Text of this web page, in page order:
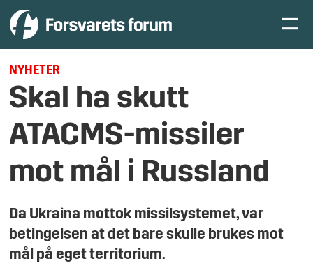
NYHETER
Skal ha skutt
ATACMS-missiler
mot mål i Russland
Da Ukraina mottok missilsystemet, var
betingelsen at det bare skulle brukes mot
mål på eget territorium.